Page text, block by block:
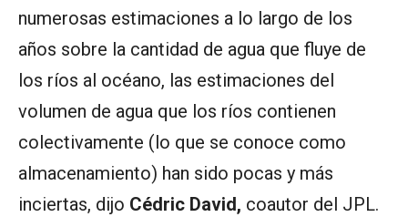
numerosas estimaciones a lo largo de los
años sobre la cantidad de agua que fluye de
los ríos al océano, las estimaciones del
volumen de agua que los ríos contienen
colectivamente (lo que se conoce como
almacenamiento) han sido pocas y más
inciertas, dijo Cédric David, coautor del JPL.